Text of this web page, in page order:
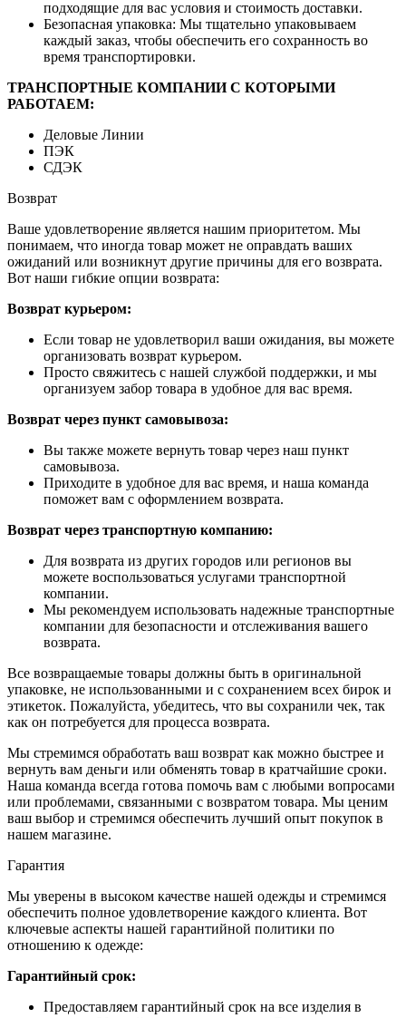
подходящие для вас условия и стоимость доставки.
Безопасная упаковка: Мы тщательно упаковываем
каждый заказ, чтобы обеспечить его сохранность во
время транспортировки.
ТРАНСПОРТНЫЕ КОМПАНИИ С КОТОРЫМИ
РАБОТАЕМ:
Деловые Линии
ПЭК
СДЭК
Возврат
Ваше удовлетворение является нашим приоритетом. Мы
понимаем, что иногда товар может не оправдать ваших
ожиданий или возникнут другие причины для его возврата.
Вот наши гибкие опции возврата:
Возврат курьером:
Если товар не удовлетворил ваши ожидания, вы можете
организовать возврат курьером.
Просто свяжитесь с нашей службой поддержки, и мы
организуем забор товара в удобное для вас время.
Возврат через пункт самовывоза:
Вы также можете вернуть товар через наш пункт
самовывоза.
Приходите в удобное для вас время, и наша команда
поможет вам с оформлением возврата.
Возврат через транспортную компанию:
Для возврата из других городов или регионов вы
можете воспользоваться услугами транспортной
компании.
Мы рекомендуем использовать надежные транспортные
компании для безопасности и отслеживания вашего
возврата.
Все возвращаемые товары должны быть в оригинальной
упаковке, не использованными и с сохранением всех бирок и
этикеток. Пожалуйста, убедитесь, что вы сохранили чек, так
как он потребуется для процесса возврата.
Мы стремимся обработать ваш возврат как можно быстрее и
вернуть вам деньги или обменять товар в кратчайшие сроки.
Наша команда всегда готова помочь вам с любыми вопросами
или проблемами, связанными с возвратом товара. Мы ценим
ваш выбор и стремимся обеспечить лучший опыт покупок в
нашем магазине.
Гарантия
Мы уверены в высоком качестве нашей одежды и стремимся
обеспечить полное удовлетворение каждого клиента. Вот
ключевые аспекты нашей гарантийной политики по
отношению к одежде:
Гарантийный срок:
Предоставляем гарантийный срок на все изделия в